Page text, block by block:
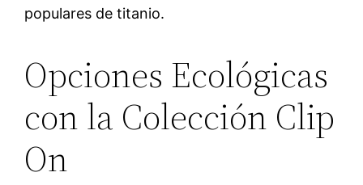
populares de titanio.
Opciones Ecológicas
con la Colección Clip
On